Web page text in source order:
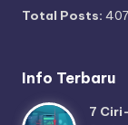
Total Posts: 407
Info Terbaru
7